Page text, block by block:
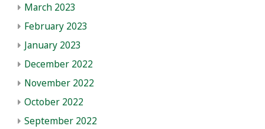
March 2023
February 2023
January 2023
December 2022
November 2022
October 2022
September 2022